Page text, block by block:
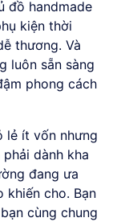
đồ handmade
kiện thời
thương. Và
luôn sẵn sàng
phong cách
lẻ ít vốn nhưng
dành kha
đang ưa
khiến cho. Bạn
cùng chung